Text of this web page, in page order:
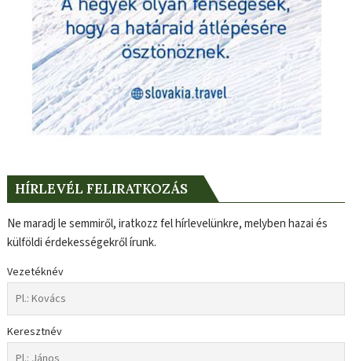
HÍRLEVÉL FELIRATKOZÁS
Ne maradj le semmiről, iratkozz fel hírlevelünkre, melyben hazai és
külföldi érdekességekről írunk.
Vezetéknév
Keresztnév